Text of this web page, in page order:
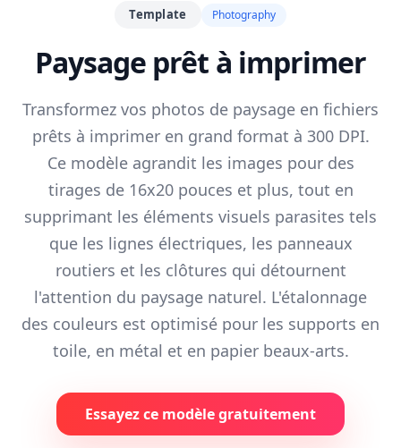
Template Photography
Paysage prêt à imprimer
Transformez vos photos de paysage en fichiers
prêts à imprimer en grand format à 300 DPI.
Ce modèle agrandit les images pour des
tirages de 16x20 pouces et plus, tout en
supprimant les éléments visuels parasites tels
que les lignes électriques, les panneaux
routiers et les clôtures qui détournent
l'attention du paysage naturel. L'étalonnage
des couleurs est optimisé pour les supports en
toile, en métal et en papier beaux-arts.
Essayez ce modèle gratuitement